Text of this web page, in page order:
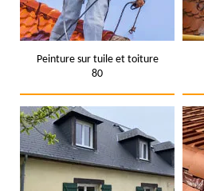
Peinture sur tuile et toiture
80